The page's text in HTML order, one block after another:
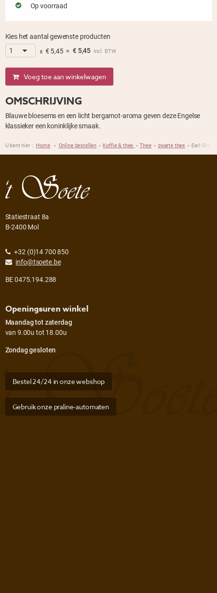
Op voorraad
Kies het aantal gewenste producten
x€ 5,45= € 5,45 Incl. BTW
Voeg toe aan winkelwagen
OMSCHRIJVING
Blauwe bloesems en een licht bergamot-aroma geven deze Engelse
klassieker een koninklijke smaak.
U bent hier : Home > Online bestellen > Koffie & thee > Thee > zwarte thee > Earl Grey
Statiestraat 8a
B-2400 Mol
+32 (0)14 700 850
info@tsoete.be
BE 0475.194.288
Openingsuren winkel
Maandag tot zaterdag
van 9.00u tot 18.00u
Zondag gesloten
Bestel 24/24 in onze webshop
Gebruik onze praline-automaten